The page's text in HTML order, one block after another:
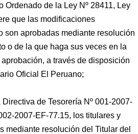
Ordenado de la Ley Nº 28411, Ley
que las modificaciones
son aprobadas mediante resolución
o de la que haga sus veces en la
a través de disposición
Oficial El Peruano;
de Tesorería Nº 001-2007-
2007-EF-77.15, los titulares y
mediante resolución del Titular del